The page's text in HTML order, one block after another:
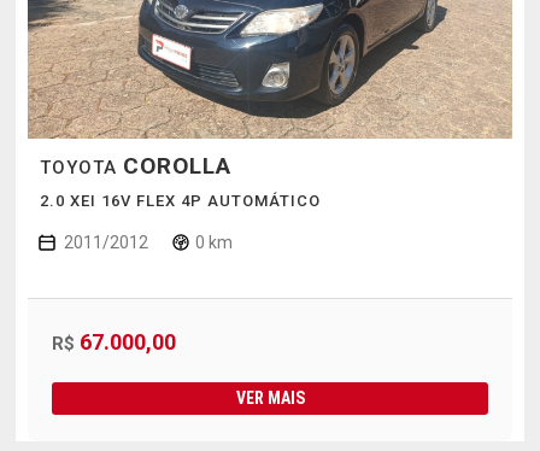
TOYOTA COROLLA
2.0 XEI 16V FLEX 4P AUTOMÁTICO
2011/2012 0 km
R$ 67.000,00
VER MAIS